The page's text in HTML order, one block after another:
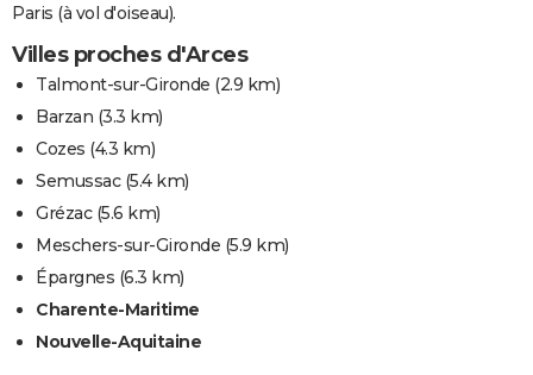
Paris (à vol d'oiseau).
Villes proches d'Arces
Talmont-sur-Gironde (2.9 km)
Barzan (3.3 km)
Cozes (4.3 km)
Semussac(5.4 km)
Grézac(5.6 km)
Meschers-sur-Gironde (5.9 km)
Épargnes (6.3 km)
Charente-Maritime
Nouvelle-Aquitaine